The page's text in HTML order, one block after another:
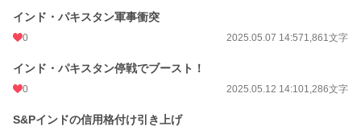
インド・パキスタン軍事衝突
0 2025.05.07 14:571,861文字
インド・パキスタン停戦でブースト！
0 2025.05.12 14:101,286文字
S&Pインドの信用格付け引き上げ